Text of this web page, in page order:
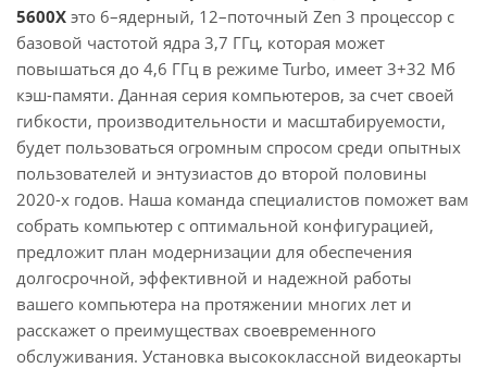
5600X это 6–ядерный, 12–поточный Zen 3 процессор с
базовой частотой ядра 3,7 ГГц, которая может
повышаться до 4,6 ГГц в режиме Turbo, имеет 3+32 Мб
кэш-памяти. Данная серия компьютеров, за счет своей
гибкости, производительности и масштабируемости,
будет пользоваться огромным спросом среди опытных
пользователей и энтузиастов до второй половины
2020-х годов. Наша команда специалистов поможет вам
собрать компьютер с оптимальной конфигурацией,
предложит план модернизации для обеспечения
долгосрочной, эффективной и надежной работы
вашего компьютера на протяжении многих лет и
расскажет о преимуществах своевременного
обслуживания. Установка высококлассной видеокарты